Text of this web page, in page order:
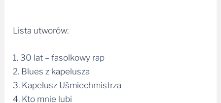
Lista utworów:
1. 30 lat – fasolkowy rap
2. Blues z kapelusza
3. Kapelusz Uśmiechmistrza
4. Kto mnie lubi